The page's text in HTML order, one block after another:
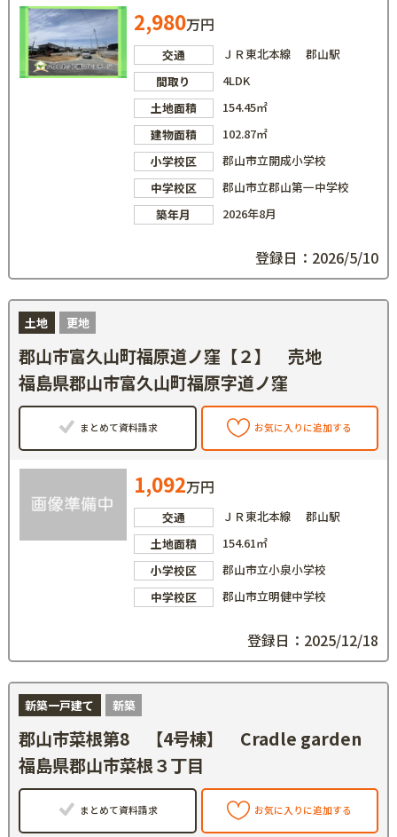
2,980万円
交通
ＪＲ東北本線 郡山駅
間取り
4LDK
土地面積
154.45㎡
建物面積
102.87㎡
小学校区
郡山市立開成小学校
中学校区
郡山市立郡山第一中学校
築年月
2026年8月
登録日：2026/5/10
土地 更地
郡山市富久山町福原道ノ窪【２】 売地
福島県郡山市富久山町福原字道ノ窪
まとめて資料請求 お気に入りに追加する
1,092万円
交通
ＪＲ東北本線 郡山駅
土地面積
154.61㎡
小学校区
郡山市立小泉小学校
中学校区
郡山市立明健中学校
登録日：2025/12/18
新築一戸建て 新築
郡山市菜根第8 【4号棟】 Cradle garden
福島県郡山市菜根３丁目
まとめて資料請求 お気に入りに追加する